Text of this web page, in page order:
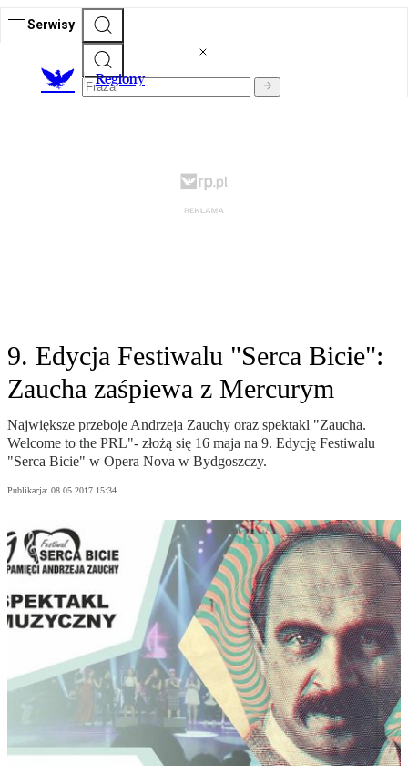
Serwisy
Regiony
9. Edycja Festiwalu "Serca Bicie":
Zaucha zaśpiewa z Mercurym
Największe przeboje Andrzeja Zauchy oraz spektakl "Zaucha.
Welcome to the PRL"- złożą się 16 maja na 9. Edycję Festiwalu
"Serca Bicie" w Opera Nova w Bydgoszczy.
Publikacja: 08.05.2017 15:34